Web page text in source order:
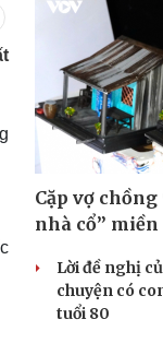
nghiệp
tin doanh nghiệp
nghiệp 24h
nhân
đồng
Cặp vợ
nhà cổ” miền
Lời đề nghị
chuyện có
tuổi 80